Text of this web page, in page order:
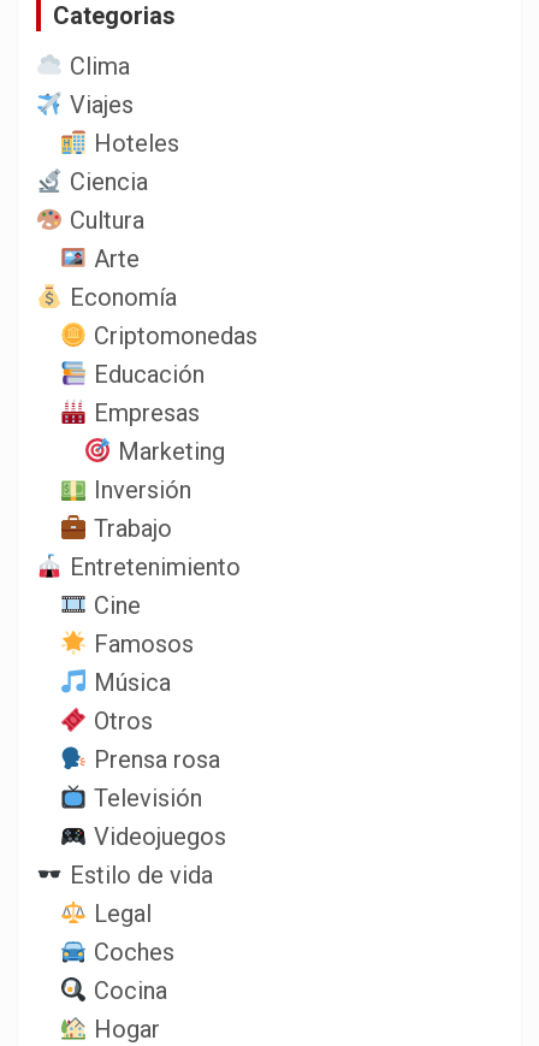
Categorias
Clima
Viajes
Hoteles
Ciencia
Cultura
Arte
Economía
Criptomonedas
Educación
Empresas
Marketing
Inversión
Trabajo
Entretenimiento
Cine
Famosos
Música
Otros
Prensa rosa
Televisión
Videojuegos
Estilo de vida
Legal
Coches
Cocina
Hogar